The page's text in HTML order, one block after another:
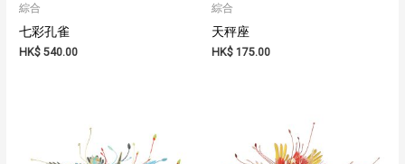
綜合
七彩孔雀
HK$ 540.00
綜合
天秤座
HK$ 175.00